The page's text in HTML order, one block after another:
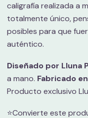
caligrafía realizada a
totalmente único,
posibles para que
auténtico.
Diseñado por Lluna
a mano. Fabricado
Producto exclusivo
⭐️Convierte este